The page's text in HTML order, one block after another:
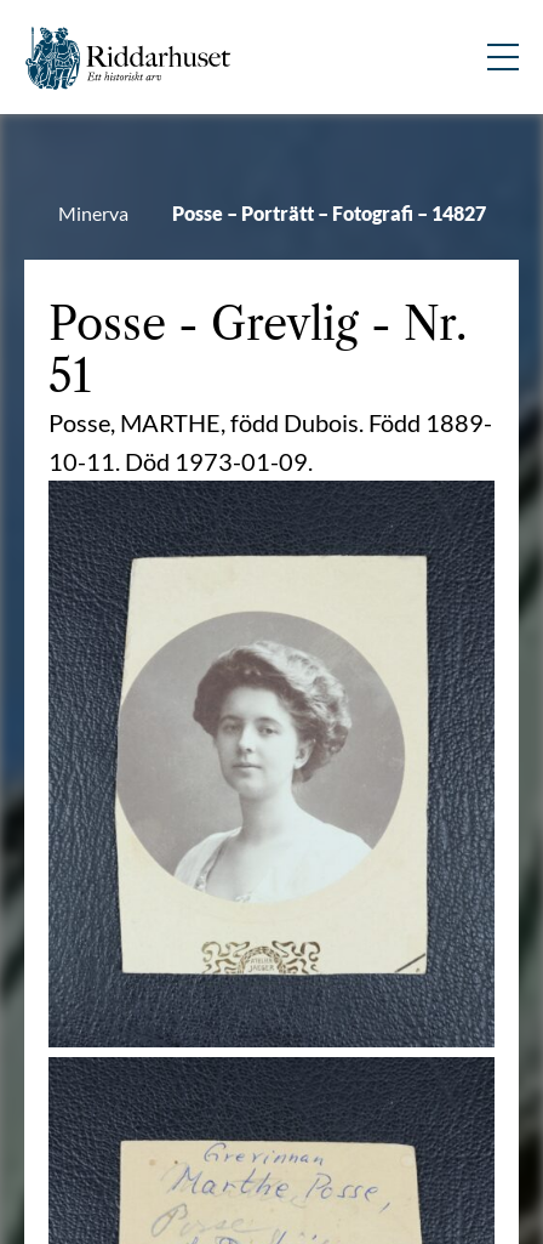
Minerva Posse – Porträtt – Fotografi – 14827
Posse - Grevlig - Nr.
51
Posse, MARTHE, född Dubois. Född 1889-
10-11. Död 1973-01-09.